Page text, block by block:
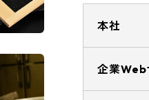
本社
企業Web